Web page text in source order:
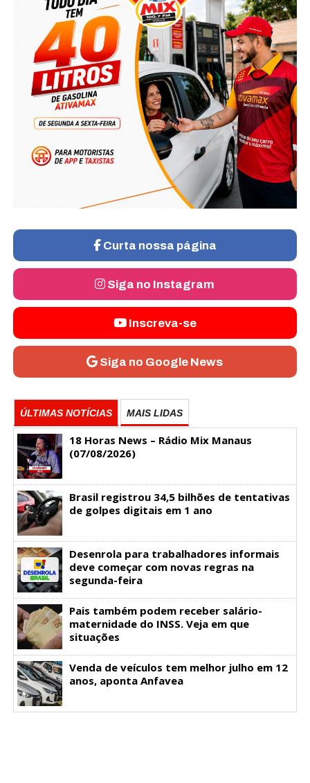
Curta nossa página
Siga no Instagram
Inscreva-se
Siga no Google News
ÚLTIMAS NOTÍCIAS MAIS LIDAS
18 Horas News​​​​​​​​​​​​ – Rádio Mix Manaus
(07/08/2026)
Brasil registrou 34,5 bilhões de tentativas
de golpes digitais em 1 ano
Desenrola para trabalhadores informais
deve começar com novas regras na
segunda-feira
Pais também podem receber salário-
maternidade do INSS. Veja em que
situações
Venda de veículos tem melhor julho em 12
anos, aponta Anfavea